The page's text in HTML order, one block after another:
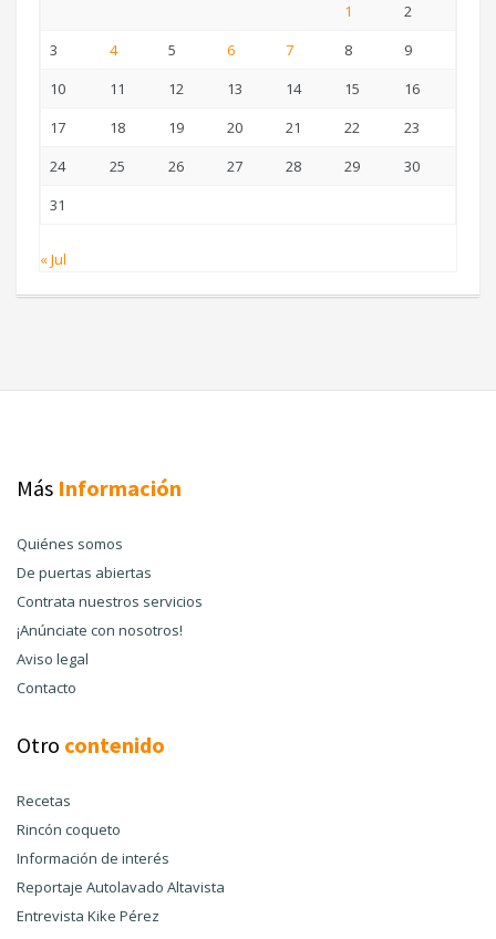
1
2
3
4 5 6 7 8
9
10
11 12 13 14 15
16
17
18 19 20 21 22
23
24
25 26 27 28 29
30
31
« Jul
Más Información
Quiénes somos
De puertas abiertas
Contrata nuestros servicios
¡Anúnciate con nosotros!
Aviso legal
Contacto
Otro contenido
Recetas
Rincón coqueto
Información de interés
Reportaje Autolavado Altavista
Entrevista Kike Pérez